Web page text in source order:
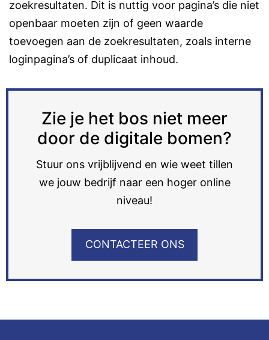
zoekresultaten. Dit is nuttig voor pagina’s die niet
openbaar moeten zijn of geen waarde
toevoegen aan de zoekresultaten, zoals interne
loginpagina’s of duplicaat inhoud.
Zie je het bos niet meer
door de digitale bomen?
Stuur ons vrijblijvend en wie weet tillen
we jouw bedrijf naar een hoger online
niveau!
CONTACTEER ONS